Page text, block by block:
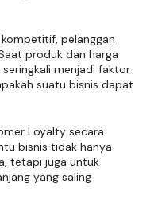
pelanggan
produk dan harga
menjadi faktor
suatu bisnis dapat
Loyalty secara
bisnis tidak hanya
tetapi juga untuk
yang saling